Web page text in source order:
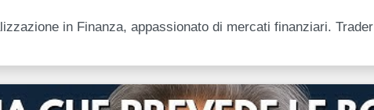
in Finanza, appassionato di mercati finanziari. Trader